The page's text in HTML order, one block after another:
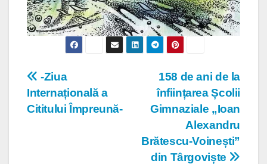
Navigare
în
158 de ani de la
înființarea Școlii
Gimnaziale „Ioan
Alexandru
Brătescu-Voinești”
din Târgoviște
-Ziua
Internațională a
Cititului Împreună-